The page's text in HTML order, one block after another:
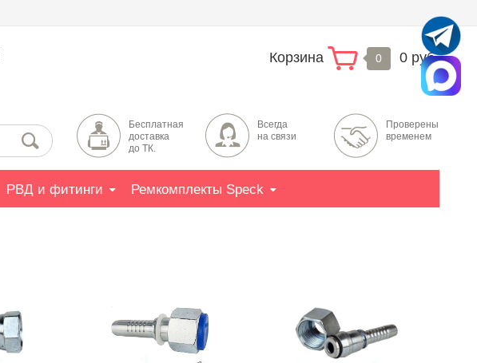
Корзина 0 0 руб.
Бесплатная
доставка
до ТК.
Всегда
на связи
Проверены
временем
РВД и фитинги Ремкомплекты Speck